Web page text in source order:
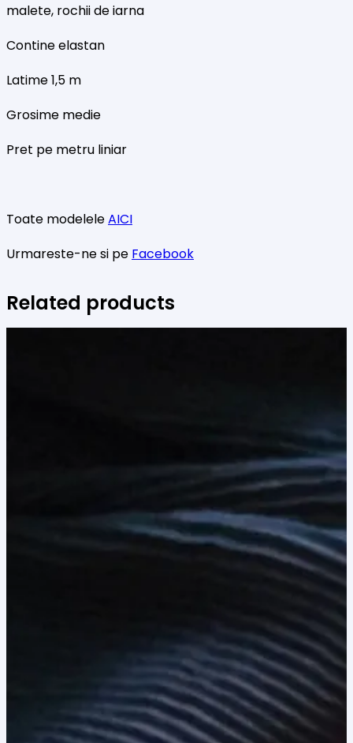
malete, rochii de iarna
Contine elastan
Latime 1,5 m
Grosime medie
Pret pe metru liniar
Toate modeleleAICI
Urmareste-ne si pe Facebook
Related products